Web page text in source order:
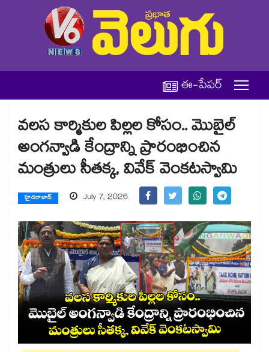
ఈ-పేపర్
వలస కార్మికుల పిల్లల కోసం.. మొబైల్
అంగన్వాడి కేంద్రాన్ని ప్రారంభించిన
మంత్రులు సీతక్క, వివేక్ వెంకటస్వామి
హైదరాబాద్ July 7, 2026